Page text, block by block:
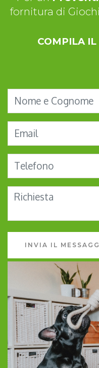
fornitura di
COMPILA IL
INVIA IL